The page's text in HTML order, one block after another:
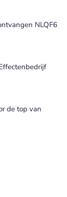
NLQF6
de top van